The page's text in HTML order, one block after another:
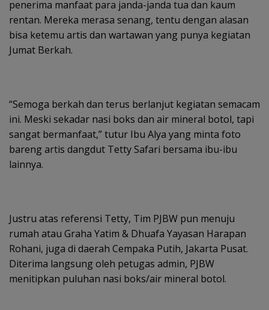
penerima manfaat para janda-janda tua dan kaum
rentan. Mereka merasa senang, tentu dengan alasan
bisa ketemu artis dan wartawan yang punya kegiatan
Jumat Berkah.
“Semoga berkah dan terus berlanjut kegiatan semacam
ini. Meski sekadar nasi boks dan air mineral botol, tapi
sangat bermanfaat,” tutur Ibu Alya yang minta foto
bareng artis dangdut Tetty Safari bersama ibu-ibu
lainnya.
Justru atas referensi Tetty, Tim PJBW pun menuju
rumah atau Graha Yatim & Dhuafa Yayasan Harapan
Rohani, juga di daerah Cempaka Putih, Jakarta Pusat.
Diterima langsung oleh petugas admin, PJBW
menitipkan puluhan nasi boks/air mineral botol.